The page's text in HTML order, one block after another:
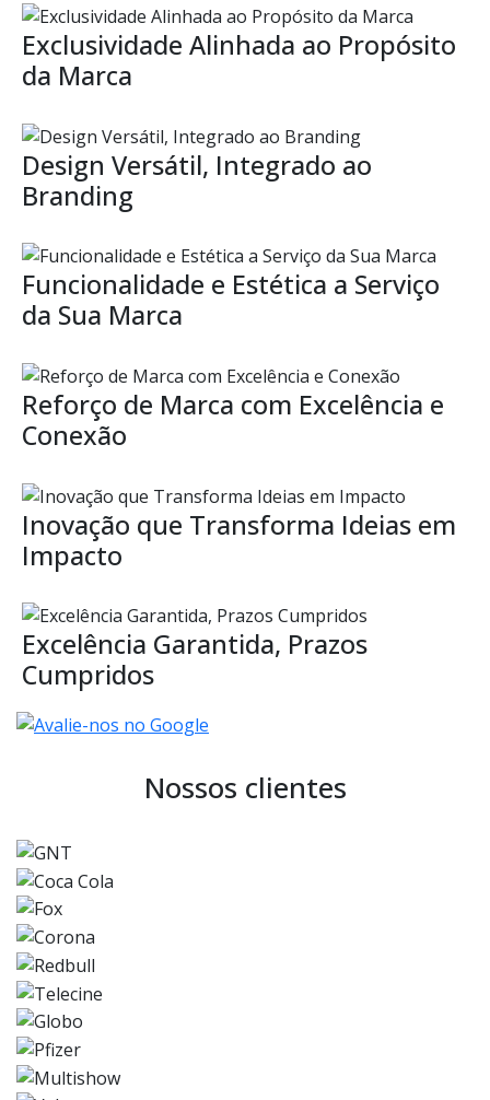
Exclusividade Alinhada ao Propósito
da Marca
Design Versátil, Integrado ao
Branding
Funcionalidade e Estética a Serviço
da Sua Marca
Reforço de Marca com Excelência e
Conexão
Inovação que Transforma Ideias em
Impacto
Excelência Garantida, Prazos
Cumpridos
Nossos clientes